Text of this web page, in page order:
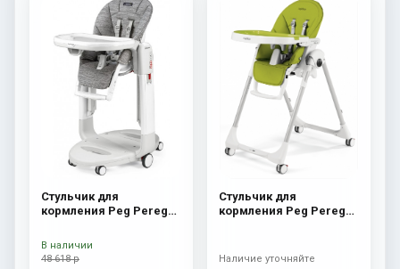
Стульчик для
кормления Peg Perego
Wonder Grey New
48 618 р
В наличии
Стульчик для
кормления Peg Perego
Наличие уточняйте